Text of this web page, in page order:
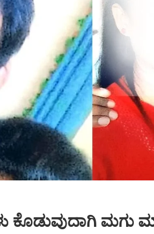
ಕೊಡುವುದಾಗಿ ಮಗು